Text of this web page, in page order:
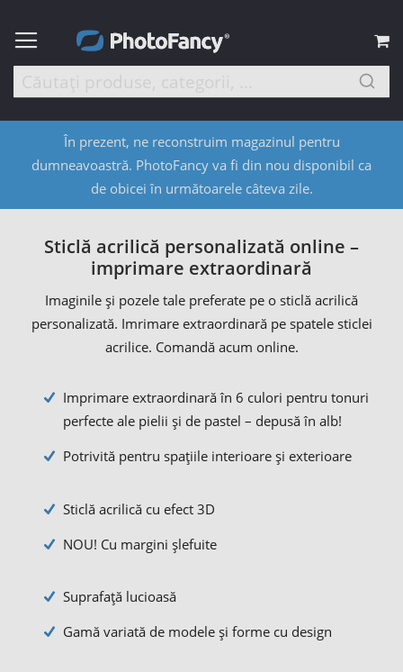
În prezent, ne reconstruim magazinul pentru
dumneavoastră. PhotoFancy va fi din nou disponibil ca
de obicei în următoarele câteva zile.
Sticlă acrilică personalizată online –
imprimare extraordinară
Imaginile și pozele tale preferate pe o sticlă acrilică
personalizată. Imrimare extraordinară pe spatele sticlei
acrilice. Comandă acum online.
Imprimare extraordinară în 6 culori pentru tonuri
perfecte ale pielii și de pastel – depusă în alb!
Potrivită pentru spațiile interioare și exterioare
Sticlă acrilică cu efect 3D
NOU! Cu margini șlefuite
Suprafață lucioasă
Gamă variată de modele și forme cu design